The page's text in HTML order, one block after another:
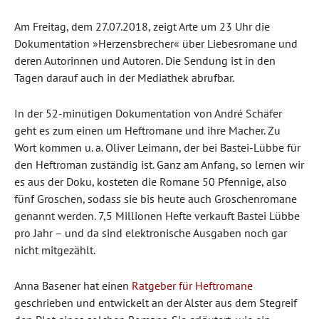
Am Freitag, dem 27.07.2018, zeigt Arte um 23 Uhr die
Dokumentation »Herzensbrecher« über Liebesromane und
deren Autorinnen und Autoren. Die Sendung ist in den
Tagen darauf auch in der Mediathek abrufbar.
In der 52-minütigen Dokumentation von André Schäfer
geht es zum einen um Heftromane und ihre Macher. Zu
Wort kommen u. a. Oliver Leimann, der bei Bastei-Lübbe für
den Heftroman zuständig ist. Ganz am Anfang, so lernen wir
es aus der Doku, kosteten die Romane 50 Pfennige, also
fünf Groschen, sodass sie bis heute auch Groschenromane
genannt werden. 7,5 Millionen Hefte verkauft Bastei Lübbe
pro Jahr – und da sind elektronische Ausgaben noch gar
nicht mitgezählt.
Anna Basener hat einen Ratgeber für Heftromane
geschrieben und entwickelt an der Alster aus dem Stegreif